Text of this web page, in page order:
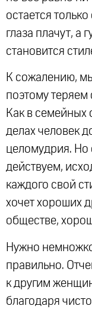
остается
глаза плачут, а
становится
К сожалению,
поэтому теряем
Как в семейных
делах человек
целомудрия. Но
действуем,
каждого свой
хочет хороших
обществе,
Нужно
правильно.
к другим
благодаря